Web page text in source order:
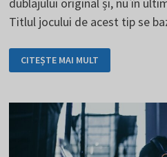
dublajului original și, nu în
Titlul jocului de acest tip se
MAFIA
-
LEGENDA
FORMATULUI
MONDIAL
CITEȘTE MAI MULT